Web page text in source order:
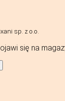
sp. z o.o.
się na